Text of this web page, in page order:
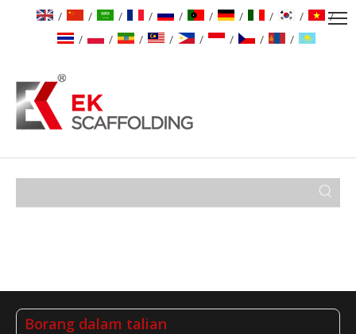
/ / / / / / / / /
/
/
/ / / / / / /
Borang dalam talian